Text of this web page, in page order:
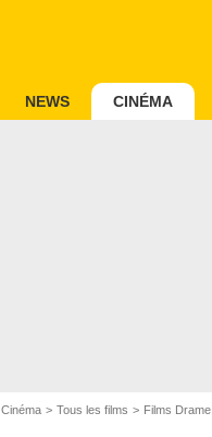
NEWS CINÉMA
Cinéma Tous les films Films Drame